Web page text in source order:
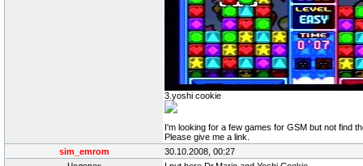
3.yoshi cookie
I'm looking for a few games for GSM but not find
Please give me a link.
sim_emrom
30.10.2008, 00:27